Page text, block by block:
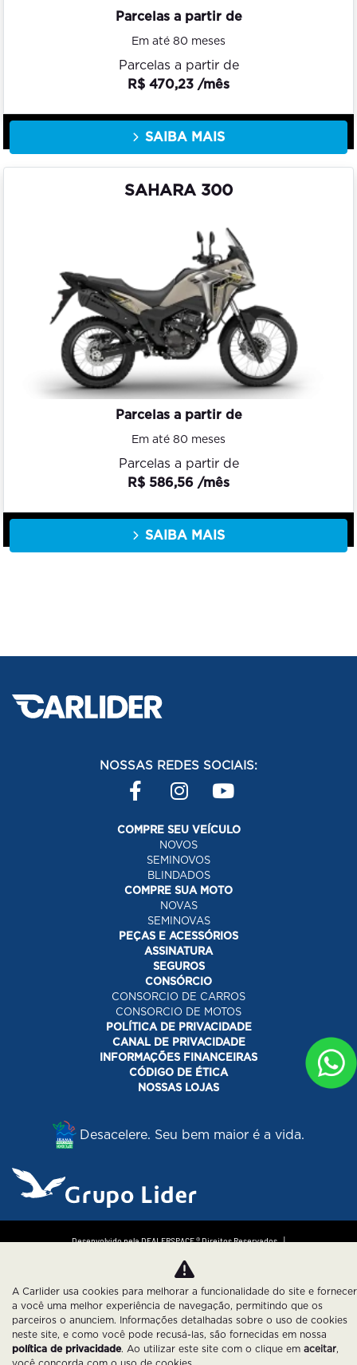
Parcelas a partir de
Em até 80 meses
Parcelas a partir de
R$ 470,23 /mês
SAIBA MAIS
SAHARA 300
Parcelas a partir de
Em até 80 meses
Parcelas a partir de
R$ 586,56 /mês
SAIBA MAIS
NOSSAS REDES SOCIAIS:
COMPRE SEU VEÍCULO
NOVOS
SEMINOVOS
BLINDADOS
COMPRE SUA MOTO
NOVAS
SEMINOVAS
PEÇAS E ACESSÓRIOS
ASSINATURA
SEGUROS
CONSÓRCIO
CONSORCIO DE CARROS
CONSORCIO DE MOTOS
POLÍTICA DE PRIVACIDADE
CANAL DE PRIVACIDADE
INFORMAÇÕES FINANCEIRAS
CÓDIGO DE ÉTICA
NOSSAS LOJAS
Desacelere. Seu bem maior é a vida.
Desenvolvido pela DEALERSPACE ® Direitos Reservados.
Política de Privacidade
A Carlider usa cookies para melhorar a funcionalidade do site e fornecer
a você uma melhor experiência de navegação, permitindo que os
parceiros o anunciem. Informações detalhadas sobre o uso de cookies
neste site, e como você pode recusá-las, são fornecidas em nossa
política de privacidade. Ao utilizar este site com o clique em aceitar,